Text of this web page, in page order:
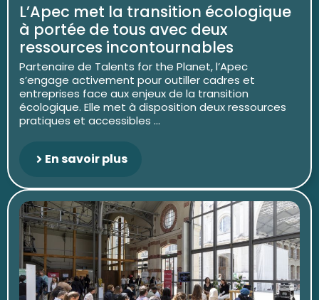
L’Apec met la transition écologique
à portée de tous avec deux
ressources incontournables
Partenaire de Talents for the Planet, l’Apec
s’engage activement pour outiller cadres et
entreprises face aux enjeux de la transition
écologique. Elle met à disposition deux ressources
pratiques et accessibles ...
En savoir plus